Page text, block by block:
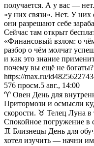
получается. А у вас —
«у них связи». Нет. У
они разрешают себе
Сейчас там открыт
«Финансовый взлом: о
разбор о чём молчат
и как это знание
почему вы ещё не
https://max.ru/
576 просм.5 авг., 14:00
♈ Овен День для
Притормози и осмысли
скорости. ♉ Телец Луна
Спокойное погружение в
♊ Близнецы День для
хотел изучить — начни